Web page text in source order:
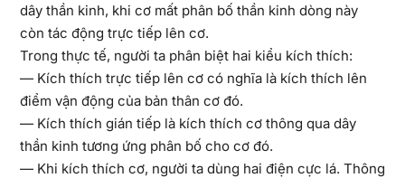
dây thần kinh, khi cơ mất phân bố thần kinh dòng này
còn tác động trực tiếp lên cơ.
Trong thực tế, người ta phân biệt hai kiểu kích thích:
— Kích thích trực tiếp lên cơ có nghĩa là kích thích lên
điểm vận động của bản thân cơ đó.
— Kích thích gián tiếp là kích thích cơ thông qua dây
thần kinh tương ứng phân bố cho cơ đó.
— Khi kích thích cơ, người ta dùng hai điện cực lá. Thông